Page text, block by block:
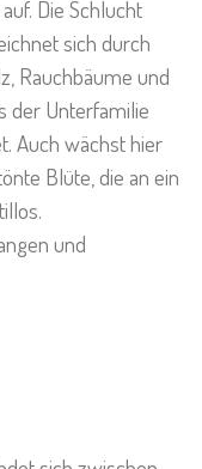
Die Schlucht
sich durch
Rauchbäume und
der Unterfamilie
Auch wächst hier
Blüte, die an ein
und